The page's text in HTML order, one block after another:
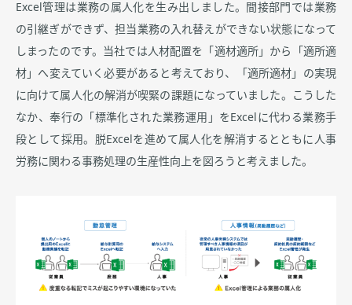
Excel管理は業務の属人化を生み出しました。間接部門では業務
の引継ぎができず、担当業務の入れ替えができない状態になって
しまったのです。当社では人材配置を「適材適所」から「適所適
材」へ変えていく必要があると考えており、「適所適材」の実現
に向けて属人化の解消が喫緊の課題になっていました。こうした
なか、奉行の「標準化された業務運用」をExcelに代わる業務手
段として採用。脱Excelを進めて属人化を解消するとともに人事
労務に関わる事務処理の生産性向上を図ろうと考えました。